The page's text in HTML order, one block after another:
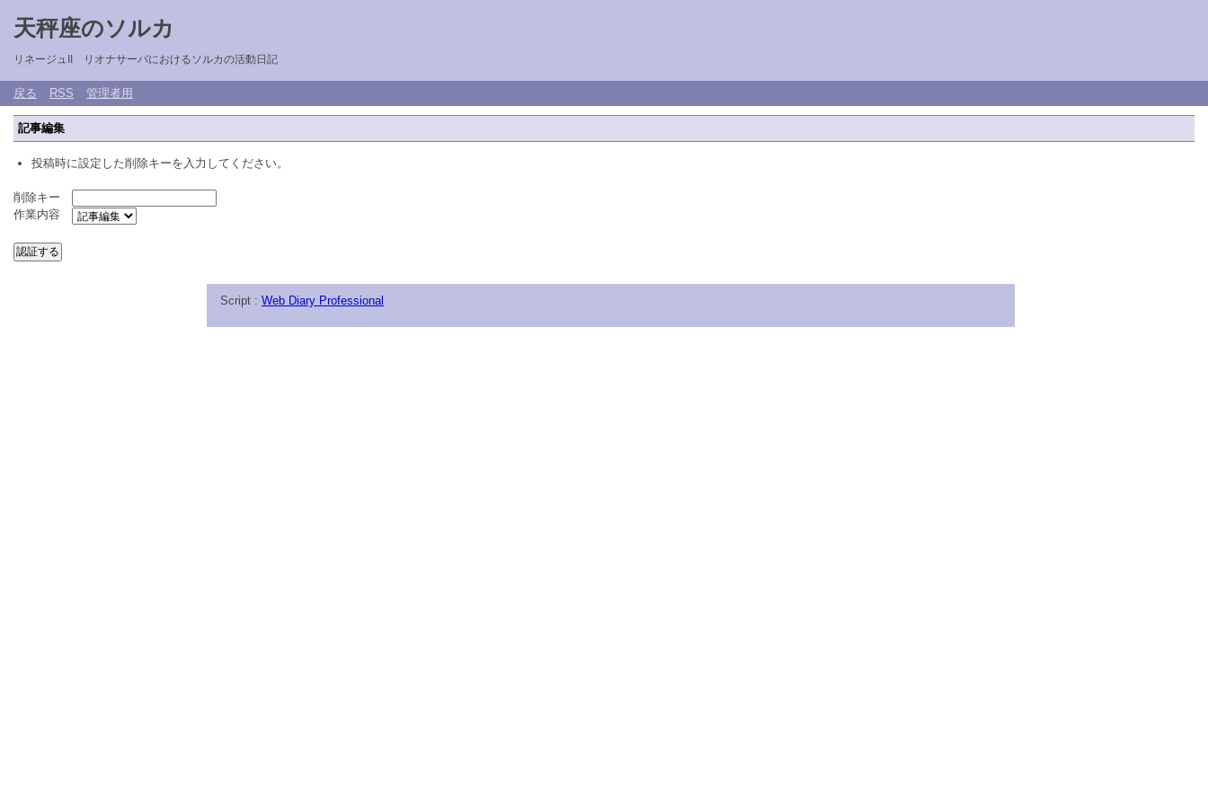
天秤座のソルカ
リネージュII リオナサーバにおけるソルカの活動日記
戻る RSS 管理者用
記事編集
投稿時に設定した削除キーを入力してください。
削除キー
作業内容
Script : Web Diary Professional